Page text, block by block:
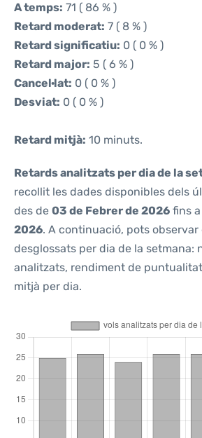
A temps: 71 ( 86 % )
Retard moderat: 7 ( 8 % )
Retard significatiu: 0 ( 0 % )
Retard major: 5 ( 6 % )
Cancel·lat: 0 ( 0 % )
Desviat: 0 ( 0 % )
Retard mitjà: 10 minuts.
Retards analitzats per dia de la
recollit les dades disponibles dels
des de 03 de Febrer de 2026 fins a
2026. A continuació, pots
desglossats per dia de la setmana:
analitzats, rendiment de
mitjà per dia.